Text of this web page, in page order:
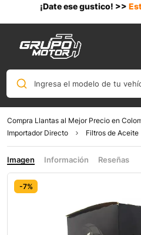
¡Date ese gustico! >>
Ingresa el modelo de tu
Compra Llantas al Mejor Precio en
Importador Directo
Filtros de Aceite
Imagen Información Reseñas
-7%